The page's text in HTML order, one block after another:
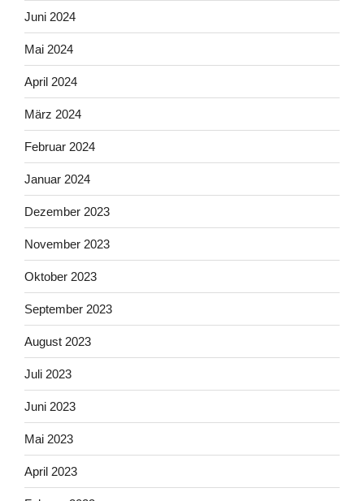
Juni 2024
Mai 2024
April 2024
März 2024
Februar 2024
Januar 2024
Dezember 2023
November 2023
Oktober 2023
September 2023
August 2023
Juli 2023
Juni 2023
Mai 2023
April 2023